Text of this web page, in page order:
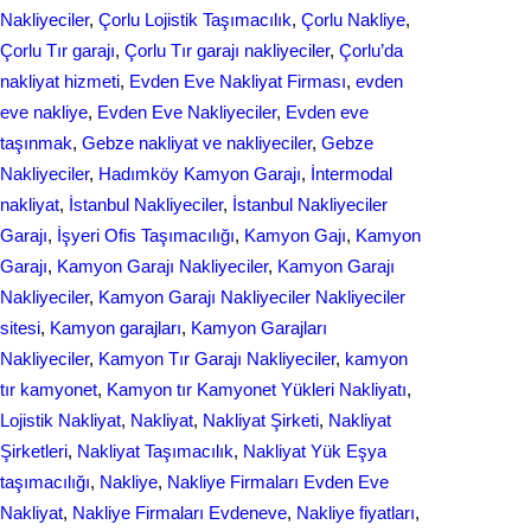
o
o
k
d
I
n
r
e
Nakliyeciler, Çorlu Lojistik Taşımacılık, Çorlu Nakliye
Çorlu Tır garajı, Çorlu Tır garajı nakliyeciler, Çorlu’da
nakliyat hizmeti, Evden Eve Nakliyat Firması, evden
eve nakliye, Evden Eve Nakliyeciler, Evden еvе
taşınmak, Gebze nakliyat ve nakliyeciler, Gebze
Nakliyeciler, Hadımköy Kamyon Garajı, İntermodal
nakliyat, İstanbul Nakliyeciler, İstanbul Nakliyeciler
Garajı, İşyeri Ofis Taşımacılığı, Kamyon Gajı, Kamyon
Garajı, Kamyon Garajı Nakliyeciler, Kamyon Garajı
Nakliyeciler, Kamyon Garajı Nakliyeciler Nakliyeciler
sitesi, Kamyon garajları, Kamyon Garajları
Nakliyeciler, Kamyon Tır Garajı Nakliyeciler, kamyon
tır kamyonet, Kamyon tır Kamyonet Yükleri Nakliyatı
Lojistik Nakliyat, Nakliyat, Nakliyat Şirketi, Nakliyat
Şirketleri, Nakliyat Taşımacılık, Nakliyat Yük Eşya
taşımacılığı, Nakliye, Nakliye Firmaları Evden Eve
Nakliyat, Nakliye Firmaları Evdeneve, Nakliye fiyatları